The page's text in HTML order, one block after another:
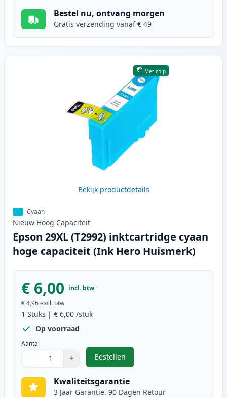
Bestel nu, ontvang morgen
Gratis verzending vanaf € 49
Met chip
Bekijk productdetails
Cyaan
Nieuw Hoog Capaciteit
Epson 29XL (T2992) inktcartridge cyaan
hoge capaciteit (Ink Hero Huismerk)
€ 6,00 incl. btw
€ 4,96excl. btw
1 Stuks | € 6,00 /stuk
Op voorraad
Aantal
Gebruik de knoppen om aan te passen
− +
1
Bestellen
,Epson 29XL (T2992)
Kwaliteitsgarantie
3 Jaar Garantie. 90 Dagen Retour